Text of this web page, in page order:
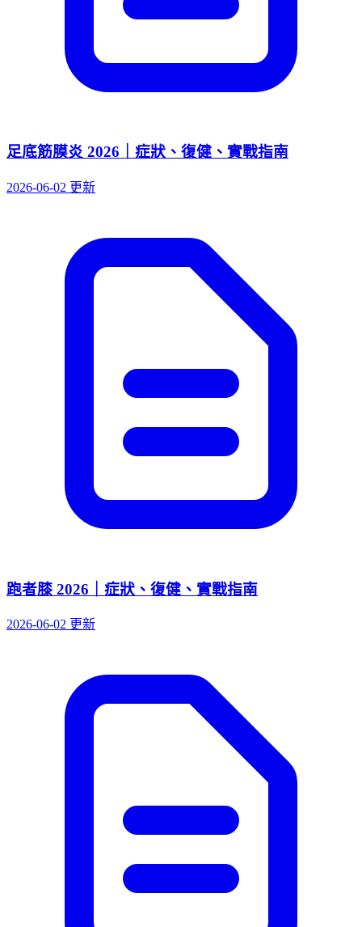
足底筋膜炎 2026｜症狀、復健、實戰指南
2026-06-02 更新
跑者膝 2026｜症狀、復健、實戰指南
2026-06-02 更新